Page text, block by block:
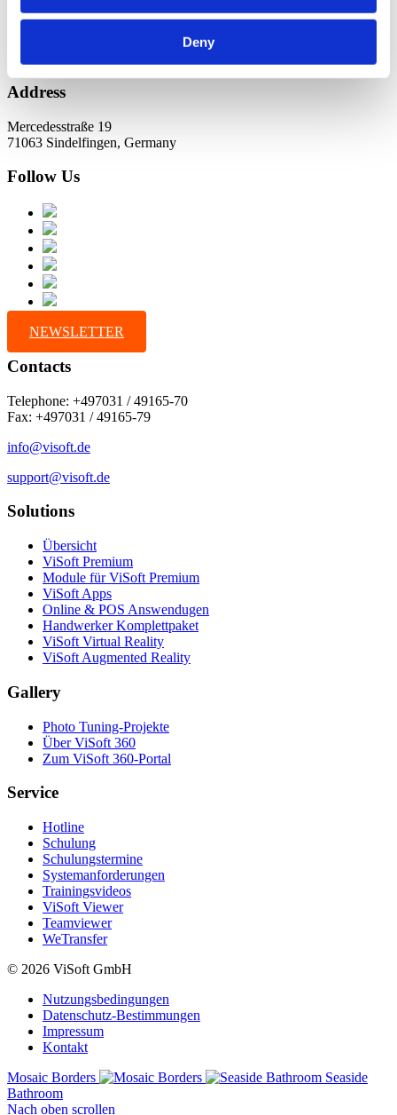
Deny
Juli 2021
Address
Mercedesstraße 19
71063 Sindelfingen, Germany
Follow Us
NEWSLETTER
Contacts
Telephone: +497031 / 49165-70
Fax: +497031 / 49165-79
info@visoft.de
support@visoft.de
Solutions
Übersicht
ViSoft Premium
Module für ViSoft Premium
ViSoft Apps
Online & POS Answendugen
Handwerker Komplettpaket
ViSoft Virtual Reality
ViSoft Augmented Reality
Gallery
Photo Tuning-Projekte
Über ViSoft 360
Zum ViSoft 360-Portal
Service
Hotline
Schulung
Schulungstermine
Systemanforderungen
Trainingsvideos
ViSoft Viewer
Teamviewer
WeTransfer
© 2026 ViSoft GmbH
Nutzungsbedingungen
Datenschutz-Bestimmungen
Impressum
Kontakt
Mosaic Borders
Seaside
Bathroom
Nach oben scrollen